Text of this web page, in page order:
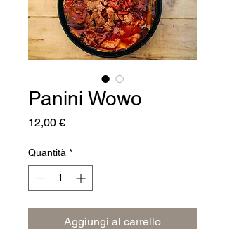
Panini Wowo
12,00 €Prezzo
Quantità *
Aggiungi al carrello